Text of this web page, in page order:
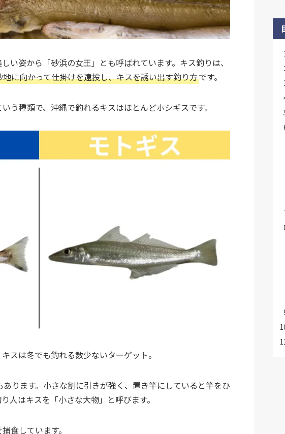
い姿から「砂浜の女王」とも呼ばれています。キス釣りは、
に向かって仕掛けを遠投し、キスを誘い出す釣り方です。
いう種類で、沖縄で釣れるキスはほとんどホシギスです。
スは冬でも釣れる数少ないターゲット。
ります。小さな割に引きが強く、置き竿にしていると竿をひ
人はキスを「小さな大物」と呼びます。
食しています。